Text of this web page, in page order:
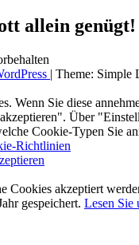
allein genügt!
| Theme: Simple
Wenn Sie diese
Über
Cookie-Typen Sie
Richtlinien
Cookies akzeptiert
gespeichert. Lesen Sie